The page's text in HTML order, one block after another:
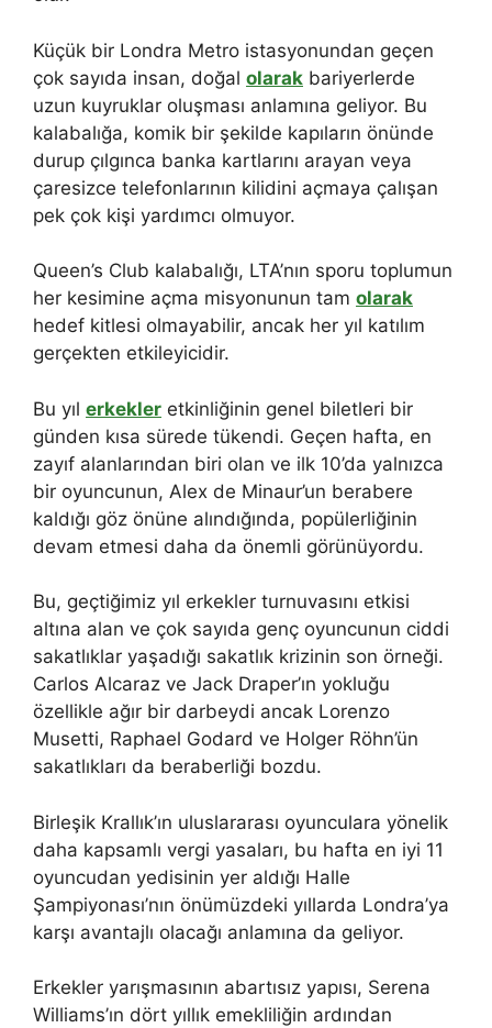
Küçük bir Londra Metro istasyonundan geçen
çok sayıda insan, doğal olarak bariyerlerde
uzun kuyruklar oluşması anlamına geliyor. Bu
kalabalığa, komik bir şekilde kapıların önünde
durup çılgınca banka kartlarını arayan veya
çaresizce telefonlarının kilidini açmaya çalışan
pek çok kişi yardımcı olmuyor.
Queen’s Club kalabalığı, LTA’nın sporu toplumun
her kesimine açma misyonunun tam olarak
hedef kitlesi olmayabilir, ancak her yıl katılım
gerçekten etkileyicidir.
Bu yıl erkekler etkinliğinin genel biletleri bir
günden kısa sürede tükendi. Geçen hafta, en
zayıf alanlarından biri olan ve ilk 10’da yalnızca
bir oyuncunun, Alex de Minaur’un berabere
kaldığı göz önüne alındığında, popülerliğinin
devam etmesi daha da önemli görünüyordu.
Bu, geçtiğimiz yıl erkekler turnuvasını etkisi
altına alan ve çok sayıda genç oyuncunun ciddi
sakatlıklar yaşadığı sakatlık krizinin son örneği.
Carlos Alcaraz ve Jack Draper’ın yokluğu
özellikle ağır bir darbeydi ancak Lorenzo
Musetti, Raphael Godard ve Holger Röhn’ün
sakatlıkları da beraberliği bozdu.
Birleşik Krallık’ın uluslararası oyunculara yönelik
daha kapsamlı vergi yasaları, bu hafta en iyi 11
oyuncudan yedisinin yer aldığı Halle
Şampiyonası’nın önümüzdeki yıllarda Londra’ya
karşı avantajlı olacağı anlamına da geliyor.
Erkekler yarışmasının abartısız yapısı, Serena
Williams’ın dört yıllık emekliliğin ardından